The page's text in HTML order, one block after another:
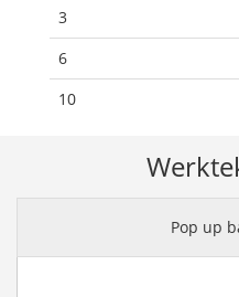
3
6
10
Pop up